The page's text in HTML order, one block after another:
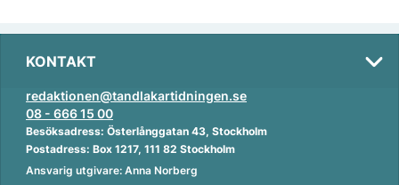
KONTAKT
redaktionen@tandlakartidningen.se
08 - 666 15 00
Besöksadress: Österlånggatan 43, Stockholm
Postadress: Box 1217, 111 82 Stockholm
Ansvarig utgivare: Anna Norberg